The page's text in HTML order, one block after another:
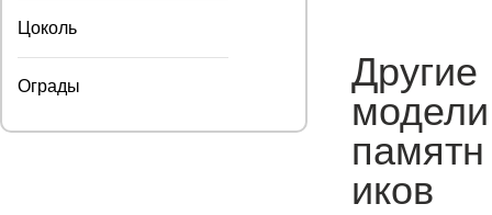
Цоколь
Ограды
Другие
модели
памятн
иков